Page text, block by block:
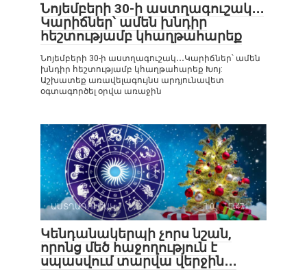
Նոյեմբերի 30-ի աստղագուշակ․․․
Կարիճներ՝ ամեն խնդիր
հեշտությամբ կհաղթահարեք
Նոյեմբերի 30-ի աստղագուշակ․․․Կարիճներ՝ ամեն
խնդիր հեշտությամբ կհաղթահարեք Խոյ:
Աշխատեք առավելագույնս արդյունավետ
օգտագործել օրվա առաջին
ԱՍՏՂԱԳՈՒՇԱԿ 0 471
Կենդանակերպի չորս նշան,
որոնց մեծ հաջողություն է
սպասվում տարվա վերջին․․․